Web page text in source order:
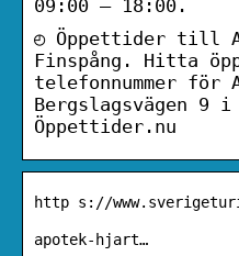
09:00 – 18:00.
◴ Öppettider till
Finspång. Hitta
telefonnummer för
Bergslagsvägen 9 i
Öppettider.nu
http s://
apotek-hjart…